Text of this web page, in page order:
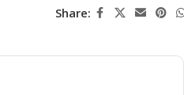
Share: